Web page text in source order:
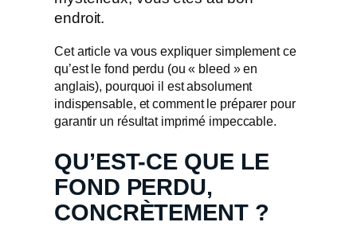
endroit.
Cet article va vous expliquer simplement ce
qu’est le fond perdu (ou « bleed » en
anglais), pourquoi il est absolument
indispensable, et comment le préparer pour
garantir un résultat imprimé impeccable.
QU’EST-CE QUE LE
FOND PERDU,
CONCRÈTEMENT ?